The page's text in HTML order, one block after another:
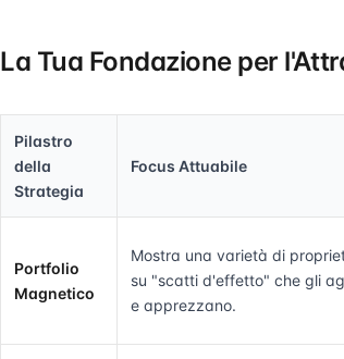
La Tua Fondazione per
Pilastro
della
Strategia
Focus Attuabile
Portfolio
Magnetico
Mostra una varietà di
su "scatti d'effetto" che gli
e apprezzano.